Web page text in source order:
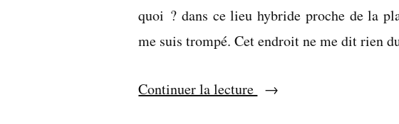
quoi ? dans ce lieu hybride proche de la
me suis trompé. Cet endroit ne me dit rien
Continuer la lecture « Le